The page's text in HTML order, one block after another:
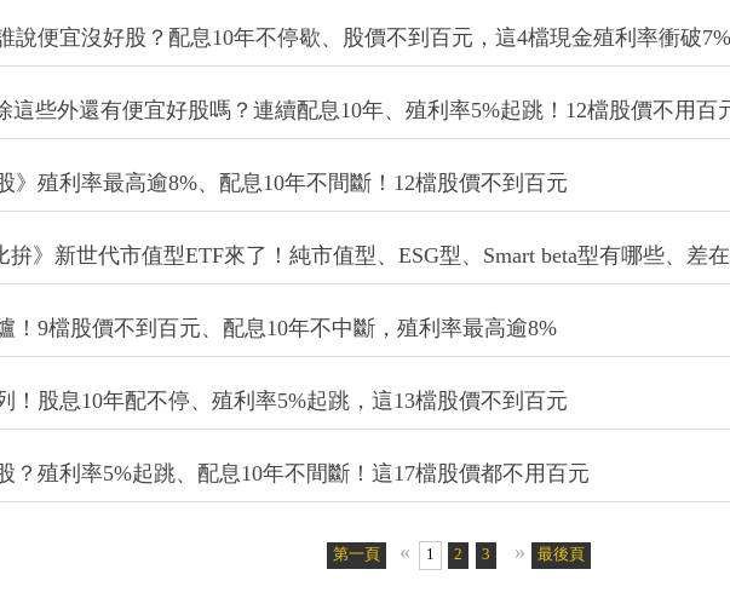
、高殖利率銅板股出爐！殖利率5%起跳、這9檔股價不到百元
說便宜沒好股？配息10年不停歇、股價不到百元，這4檔現金殖利率衝破7%
這些外還有便宜好股嗎？連續配息10年、殖利率5%起跳！12檔股價不用百
》殖利率最高逾8%、配息10年不間斷！12檔股價不到百元
拚》新世代市值型ETF來了！純市值型、ESG型、Smart beta型有哪些、差
！9檔股價不到百元、配息10年不中斷，殖利率最高逾8%
！股息10年配不停、殖利率5%起跳，這13檔股價不到百元
？殖利率5%起跳、配息10年不間斷！這17檔股價都不用百元